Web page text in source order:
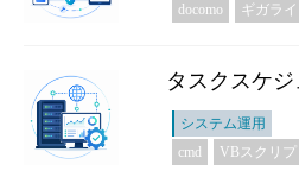
docomo ギガライ
タスクスケ
システム運用
cmd VBスクリプ